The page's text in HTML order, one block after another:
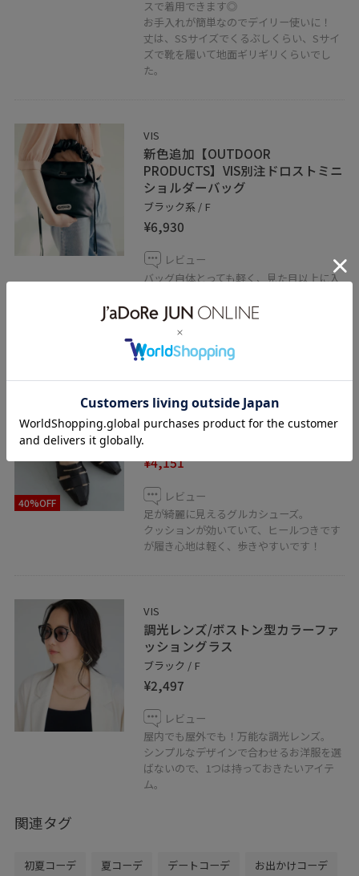
スで着用できます◎
お手入れが簡単なのでデイリー使いに！
丈は、SSサイズでくるぶしくらい、Sサイ
ズで靴を履いて地面ギリギリくらいでし
た。
VIS
新色追加【OUTDOOR
PRODUCTS】VIS別注ドロストミニ
ショルダーバッグ
ブラック系 / F
¥6,930
レビュー
バッグ自体とっても軽く、見た目以上に入
ハンドでもショルダーでも！気分によって
変えられます◎
40%OFF
VIS
グルカフラットシューズ
¥4,151
レビュー
足が綺麗に見えるグルカシューズ。
クッションが効いていて、ヒールつきです
が履き心地は軽く、歩きやすいです！
VIS
調光レンズ/ボストン型カラーファ
ッショングラス
ブラック / F
¥2,497
レビュー
屋内でも屋外でも！万能な調光レンズ。
シンプルなデザインで合わせるお洋服を選
ばないので、1つは持っておきたいアイテ
ム。
関連タグ
初夏コーデ 夏コーデ デートコーデ お出かけコーデ